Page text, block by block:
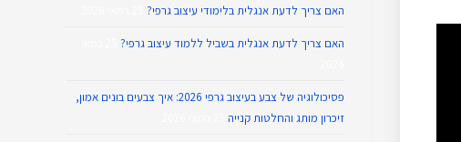
האם צריך לדעת אנגלית בלימודי עיצוב גרפי?
האם צריך לדעת אנגלית בשביל ללמוד עיצוב גרפי?
פסיכולוגיה של צבע בעיצוב גרפי 2026: איך צבעים בונים אמון,
זיכרון מותג והחלטות קנייה